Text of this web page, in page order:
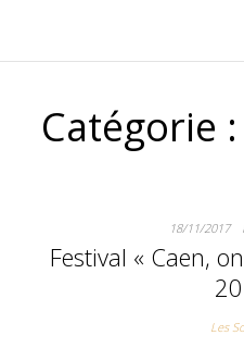
Catégorie :
18/11/2017
Festival « Caen,
Les